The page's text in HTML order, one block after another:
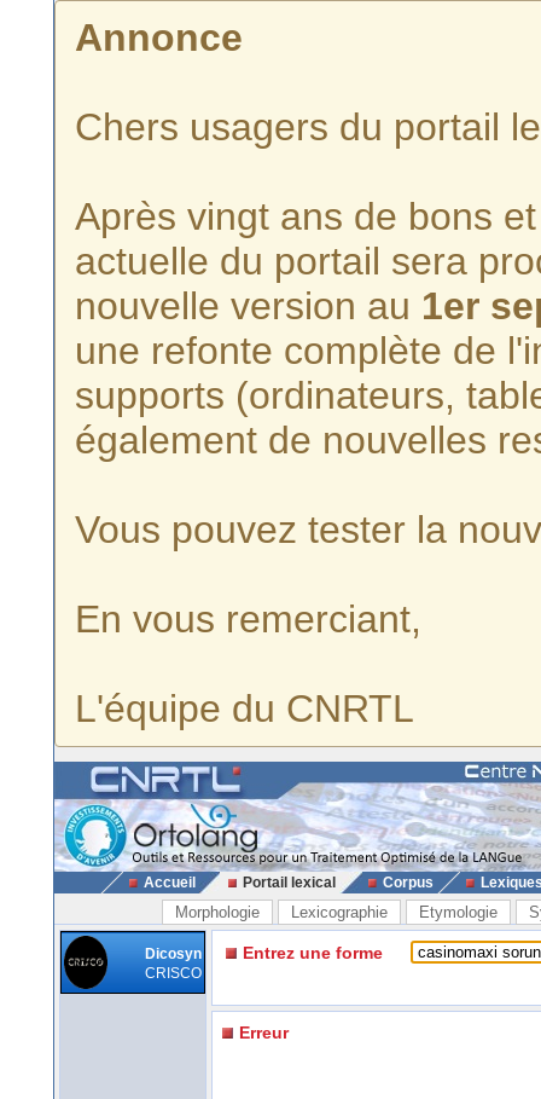
Annonce
Chers usagers du portail
Après vingt ans de bons
actuelle du portail sera
nouvelle version au 1er
une refonte complète de
supports (ordinateurs,
également de nouvelles
Vous pouvez tester la
En vous remerciant,
L'équipe du CNRTL
Accueil Portail lexical Corpus
Morphologie Lexicographie Etymologie
Dicosyn
CRISCO
Entrez une forme
Erreur